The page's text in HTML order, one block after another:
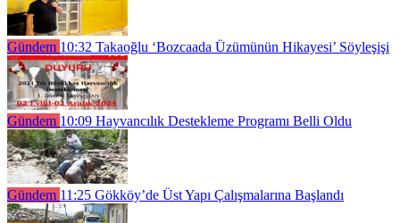
Gündem 10:32 Takaoğlu ‘Bozcaada Üzümünün Hikayesi’ Söyleşişi
Gündem 10:09 Hayvancılık Destekleme Programı Belli Oldu
Gündem 11:25 Gökköy’de Üst Yapı Çalışmalarına Başlandı